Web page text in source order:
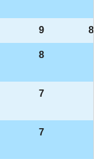
9 8-
8
7
7